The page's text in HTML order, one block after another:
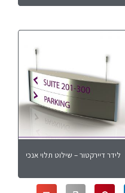
לידר דיירקטור – שילוט תלוי אנכי